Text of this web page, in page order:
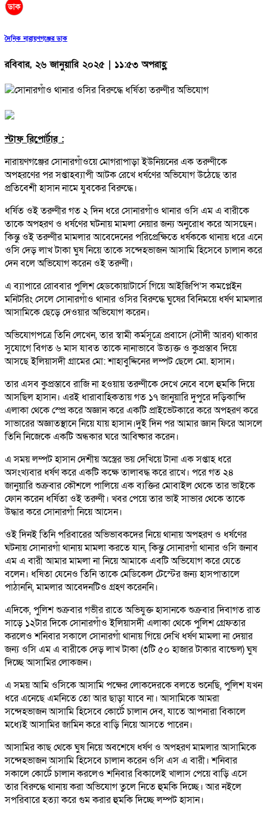
দৈনিক নারায়ণগঞ্জের ডাক
রবিবার, ২৬ জানুয়ারি ২০২৫ | ১১:৫৩ অপরাহ্ণ
স্টাফ রিপোর্টার :
নারায়ণগঞ্জের সোনারগাঁওয়ে মোগরাপাড়া ইউনিয়নের এক তরুণীকে
অপহরণের পর সপ্তাহব্যাপী আটক রেখে ধর্ষণের অভিযোগ উঠেছে তার
প্রতিবেশী হাসান নামে যুবকের বিরুদ্ধে।
ধর্ষিত ওই তরুণীর গত ২ দিন ধরে সোনারগাঁও থানার ওসি এম এ বারীকে
তাকে অপহরণ ও ধর্ষণের ঘটনায় মামলা নেয়ার জন্য অনুরোধ করে আসছেন।
কিন্তু ওই তরুণীর মামলার আবেদেনের পরিপ্রেক্ষিতে ধর্ষককে থানায় ধরে এনে
ওসি দেড় লাখ টাকা ঘুষ নিয়ে তাকে সন্দেহভাজন আসামি হিসেবে চালান করে
দেন বলে অভিযোগ করেন ওই তরুণী।
এ ব্যাপারে রোববার পুলিশ হেডকোয়াটার্সে গিয়ে আইজিপি’স কমপ্লেইন
মনিটরিং সেলে সোনারগাঁও থানার ওসির বিরুদ্ধে ঘুষের বিনিময়ে ধর্ষণ মামলার
আসামিকে ছেড়ে দেওয়ার অভিযোগ করেন।
অভিযোগপত্রে তিনি লেখেন, তার স্বামী কর্মসূত্রে প্রবাসে (সৌদী আরব) থাকার
সুযোগে বিগত ৬ মাস যাবত তাকে নানাভাবে উত্যক্ত ও কুপ্রস্তাব দিয়ে
আসছে ইলিয়াসদী গ্রামের মো: শাহাবুদ্দিনের লম্পট ছেলে মো. হাসান।
তার এসব কুপ্রস্তাবে রাজি না হওয়ায় তরুণীকে দেখে নেবে বলে হুমকি দিয়ে
আসছিল হাসান। এরই ধারাবাহিকতায় গত ১৭ জানুয়ারি দুপুরে দড়িকান্দি
এলাকা থেকে স্প্রে করে অজ্ঞান করে একটি প্রাইভেটকারে করে অপহরণ করে
সাভারের অজ্ঞাতস্থানে নিয়ে যায় হাসান।দুই দিন পর আমার জ্ঞান ফিরে আসলে
তিনি নিজেকে একটি অন্ধকার ঘরে আবিষ্কার করেন।
এ সময় লম্পট হাসান দেশীয় অস্ত্রের ভয় দেখিয়ে টানা এক সপ্তাহ ধরে
অসংখ্যবার ধর্ষণ করে একটি কক্ষে তালাবদ্ধ করে রাখে। পরে গত ২৪
জানুয়ারি শুক্রবার কৌশলে পালিয়ে এক ব্যক্তির মোবাইল থেকে তার ভাইকে
ফোন করেন ধর্ষিতা ওই তরুণী। খবর পেয়ে তার ভাই সাভার থেকে তাকে
উদ্ধার করে সোনারগাঁ নিয়ে আসেন।
ওই দিনই তিনি পরিবারের অভিভাবকদের নিয়ে থানায় অপহরণ ও ধর্ষণের
ঘটনায় সোনারগাঁ থানায় মামলা করতে যান, কিন্তু সোনারগাঁ থানার ওসি জনাব
এম এ বারী আমার মামলা না নিয়ে আমাকে এবটি অভিযোগ করে যেতে
বলেন। ধষিতা যেনেও তিনি তাকে মেডিকেল টেস্টের জন্য হাসপাতালে
পাঠাননি, মামলার আবেদনটিও গ্রহণ করেননি।
এদিকে, পুলিশ শুক্রবার গভীর রাতে অভিযুক্ত হাসানকে শুক্রবার দিবাগত রাত
সাড়ে ১২টার দিকে সোনারগাঁও ইলিয়াসদী এলাকা থেকে পুলিশ গ্রেফতার
করলেও শনিবার সকালে সোনারগাঁ থানায় গিয়ে দেখি ধর্ষণ মামলা না দেয়ার
জন্য ওসি এম এ বারীকে দেড় লাখ টাকা (৩টি ৫০ হাজার টাকার বান্ডেল) ঘুষ
দিচ্ছে আসামির লোকজন।
এ সময় আমি ওসিকে আসামি পক্ষের লোকদেরকে বলতে শুনেছি, পুলিশ যখন
ধরে এনেছে এমনিতে তো আর ছাড়া যাবে না। আসামিকে আমরা
সন্দেহভাজন আসামি হিসেবে কোর্টে চালান দেব, যাতে আপনারা বিকালে
মধ্যেই আসামির জামিন করে বাড়ি নিয়ে আসতে পারেন।
আসামির কাছ থেকে ঘুষ নিয়ে অবশেষে ধর্ষণ ও অপহরণ মামলার আসামিকে
সন্দেহভাজন আসামি হিসেবে চালান করেন ওসি এস এ বারী। শনিবার
সকালে কোর্টে চালান করলেও শনিবার বিকালেই খালাস পেয়ে বাড়ি এসে
তার বিরুদ্ধে থানায় করা অভিযোগ তুলে নিতে হুমকি দিচ্ছে। আর নইলে
সপরিবারে হত্যা করে গুম করার হুমকি দিচ্ছে লম্পট হাসান।